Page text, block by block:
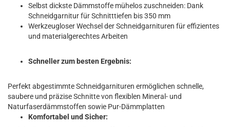
Selbst dickste Dämmstoffe mühelos zuschneiden: Dank
Schneidgarnitur für Schnitttiefen bis 350 mm
Werkzeugloser Wechsel der Schneidgarnituren für effizientes
und materialgerechtes Arbeiten
Schneller zum besten Ergebnis:
Perfekt abgestimmte Schneidgarnituren ermöglichen schnelle,
saubere und präzise Schnitte von flexiblen Mineral- und
Naturfaserdämmstoffen sowie Pur-Dämmplatten
Komfortabel und Sicher: